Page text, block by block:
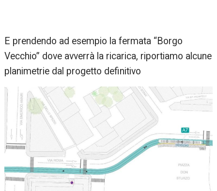
E prendendo ad esempio la fermata “Borgo
Vecchio” dove avverrà la ricarica, riportiamo alcune
planimetrie dal progetto definitivo